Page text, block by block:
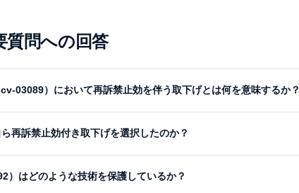
問への回答
03089）において再訴禁止効を伴う取下げとは何を意味するか？
再訴禁止効付き取下げを選択したのか？
）はどのような技術を保護しているか？